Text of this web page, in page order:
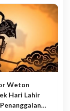
Weton
Hari Lahir